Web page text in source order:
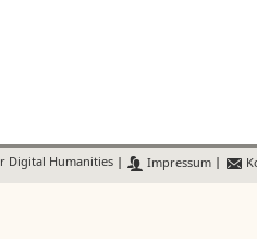
Digital Humanities| Impressum |